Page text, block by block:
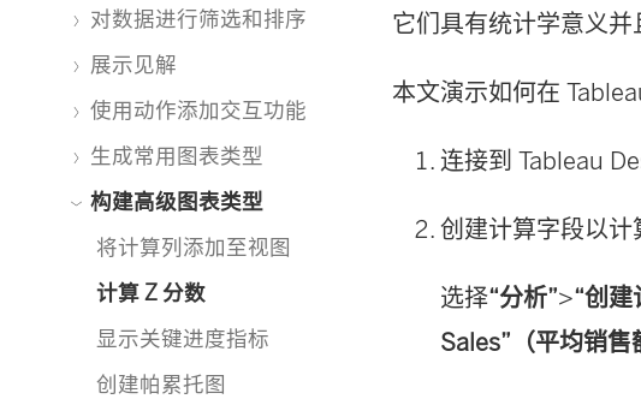
对数据进行筛选和排序
展示见解
使用动作添加交互功能
生成常用图表类型
构建高级图表类型
将计算列添加至视图
计算 Z 分数
显示关键进度指标
创建帕累托图
它们具有统计学意义并
本文演示如何在
连接到 Tableau
创建计算字段以计
选择“分析”>“创建
Sales”（平均销售